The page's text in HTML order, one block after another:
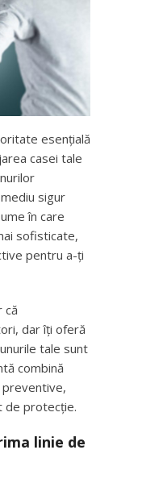
esențială
casei tale
sigur
în care
sofisticate,
pentru a-ți
că
dar îți oferă
tale sunt
combină
preventive,
de protecție.
linie de